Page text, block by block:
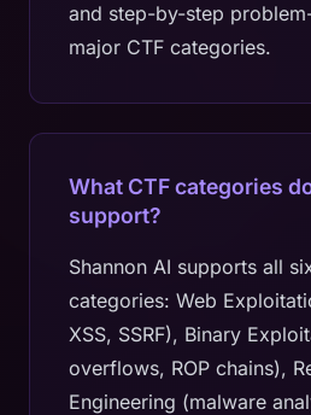
and step-by-step
major CTF categories.
What CTF categories
support?
Shannon AI supports all
categories: Web
XSS, SSRF), Binary
overflows, ROP chains),
Engineering (malware